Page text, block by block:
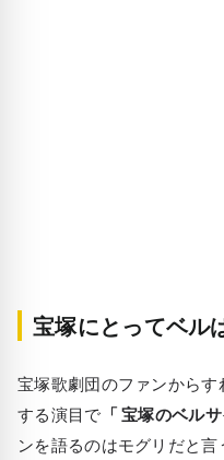
宝塚にとってベル
宝塚歌劇団のファンからす
する演目で 「 宝塚のベル
ンを語るのはモグリだと